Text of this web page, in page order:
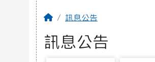
回首頁訊息公告
訊息公告